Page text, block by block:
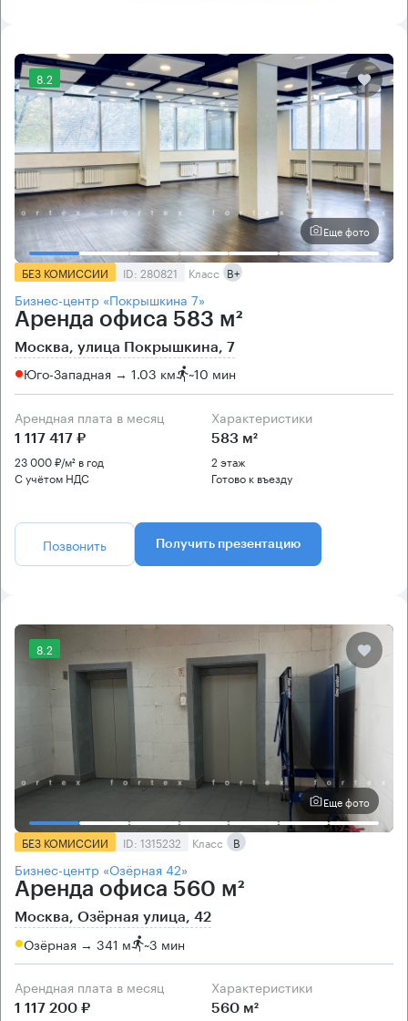
8.2
Еще фото
БЕЗ КОМИССИИ ID: 280821 Класс B+
Бизнес-центр «Покрышкина 7»
Аренда офиса 583 м²
Москва, улица Покрышкина, 7
Юго-Западная → 1.03 км ~10 мин
Арендная плата в месяц
1 117 417 ₽
23 000 ₽/м² в год
С учётом НДС
Характеристики
583 м²
2 этаж
Готово к въезду
Позвонить Получить презентацию
8.2
Еще фото
БЕЗ КОМИССИИ ID: 1315232 Класс B
Бизнес-центр «Озёрная 42»
Аренда офиса 560 м²
Москва, Озёрная улица, 42
Озёрная → 341 м ~3 мин
Арендная плата в месяц
1 117 200 ₽
Характеристики
560 м²